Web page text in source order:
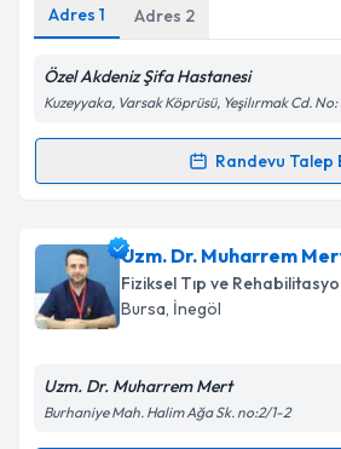
kapsamda işlenmesini kabul
Takvim Talebini
Adres 1 Adres 2
Özel Akdeniz Şifa Hastanesi
Kuzeyyaka, Varsak Köprüsü, Yeşilırmak Cd. No:
Randevu Talep
Randevu Takvimi Talebi
Uzm. Dr. Bayram Serdar
takvimi talebi oluşturun. Size bu
almanız için bir takvim
bilgilendireceğiz.
Uzm. Dr. Muharrem
Fiziksel Tıp ve
Bursa, İnegöl
Uzm. Dr. Muharrem Mert
Burhaniye Mah. Halim Ağa Sk. no:2/1-2